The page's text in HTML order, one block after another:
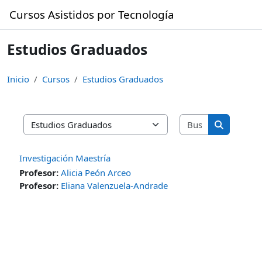
Cursos Asistidos por Tecnología
Estudios Graduados
Inicio Cursos Estudios Graduados
Categorías
Buscar
Buscar
Investigación Maestría
Profesor: Alicia Peón Arceo
Profesor: Eliana Valenzuela-Andrade